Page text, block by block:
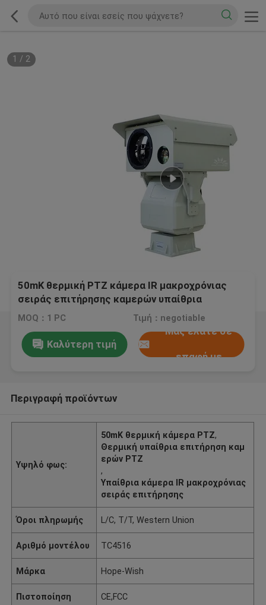
1 / 2
50mK θερμική PTZ κάμερα IR μακροχρόνιας
σειράς επιτήρησης καμερών υπαίθρια
MOQ：1 PC Τιμή：negotiable
Καλύτερη τιμή
Μας ελάτε σε
επαφή με
Περιγραφή προϊόντων
Υψηλό φως:
50mK θερμική κάμερα PTZ,
Θερμική υπαίθρια επιτήρηση καμ
ερών PTZ
,
Υπαίθρια κάμερα IR μακροχρόνιας
σειράς επιτήρησης
Όροι πληρωμής L/C, T/T, Western Union
Αριθμό μοντέλου TC4516
Μάρκα Hope-Wish
Πιστοποίηση CE,FCC